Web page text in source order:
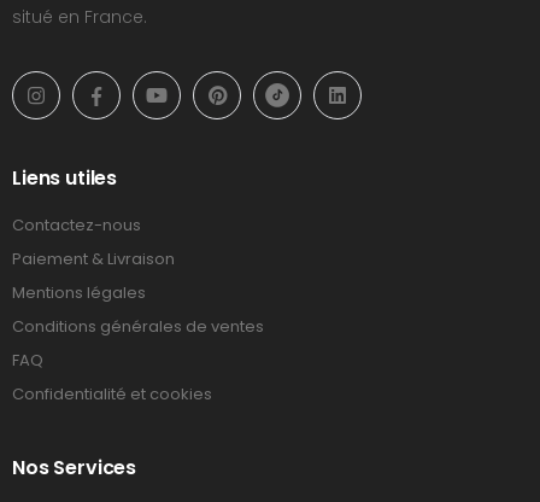
situé en France.
Liens utiles
Contactez-nous
Paiement & Livraison
Mentions légales
Conditions générales de ventes
FAQ
Confidentialité et cookies
Nos Services